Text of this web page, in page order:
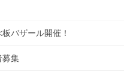
バザール開催！
募集